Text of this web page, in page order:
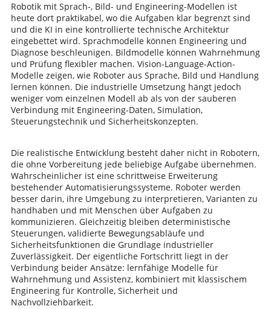
Robotik mit Sprach-, Bild- und Engineering-Modellen ist
heute dort praktikabel, wo die Aufgaben klar begrenzt sind
und die KI in eine kontrollierte technische Architektur
eingebettet wird. Sprachmodelle können Engineering und
Diagnose beschleunigen. Bildmodelle können Wahrnehmung
und Prüfung flexibler machen. Vision-Language-Action-
Modelle zeigen, wie Roboter aus Sprache, Bild und Handlung
lernen können. Die industrielle Umsetzung hängt jedoch
weniger vom einzelnen Modell ab als von der sauberen
Verbindung mit Engineering-Daten, Simulation,
Steuerungstechnik und Sicherheitskonzepten.
Die realistische Entwicklung besteht daher nicht in Robotern,
die ohne Vorbereitung jede beliebige Aufgabe übernehmen.
Wahrscheinlicher ist eine schrittweise Erweiterung
bestehender Automatisierungssysteme. Roboter werden
besser darin, ihre Umgebung zu interpretieren, Varianten zu
handhaben und mit Menschen über Aufgaben zu
kommunizieren. Gleichzeitig bleiben deterministische
Steuerungen, validierte Bewegungsabläufe und
Sicherheitsfunktionen die Grundlage industrieller
Zuverlässigkeit. Der eigentliche Fortschritt liegt in der
Verbindung beider Ansätze: lernfähige Modelle für
Wahrnehmung und Assistenz, kombiniert mit klassischem
Engineering für Kontrolle, Sicherheit und
Nachvollziehbarkeit.